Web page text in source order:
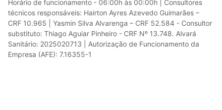
Horário de funcionamento - 06:00h às 00:00h | Consultores
técnicos responsáveis: Hairton Ayres Azevedo Guimarães –
CRF 10.965 | Yasmin Silva Alvarenga – CRF 52.584 - Consultor
substituto: Thiago Aguiar Pinheiro - CRF Nº 13.748. Alvará
Sanitário: 2025020713 | Autorização de Funcionamento da
Empresa (AFE): 7.16355-1